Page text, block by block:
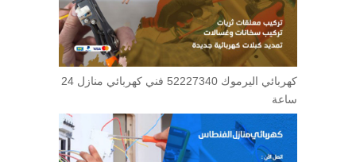
كهربائي اليرموك 52227340 فني كهربائي منازل 24
ساعة